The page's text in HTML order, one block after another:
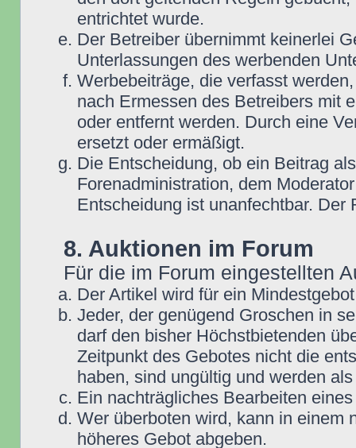
entrichtet wurde.
Der Betreiber übernimmt keinerlei
Unterlassungen des werbenden
Werbebeiträge, die verfasst
nach Ermessen des Betreibers mit
oder entfernt werden. Durch eine
ersetzt oder ermäßigt.
Die Entscheidung, ob ein Beitrag
Forenadministration, dem
Entscheidung ist unanfechtbar.
8. Auktionen im Forum
Für die im Forum eingestellten
Der Artikel wird für ein
Jeder, der genügend Groschen in
darf den bisher Höchstbietenden
Zeitpunkt des Gebotes nicht die
haben, sind ungültig und werden
Ein nachträgliches Bearbeiten
Wer überboten wird, kann in einem
höheres Gebot abgeben.